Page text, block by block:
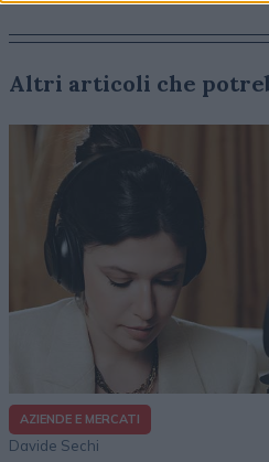
Altri articoli che
AZIENDE E MERCATI
Davide Sechi